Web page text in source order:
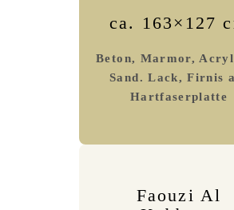
ca. 163×127
Beton, Marmor,
Sand. Lack, Firnis
Hartfaserplatte
Faouzi Al